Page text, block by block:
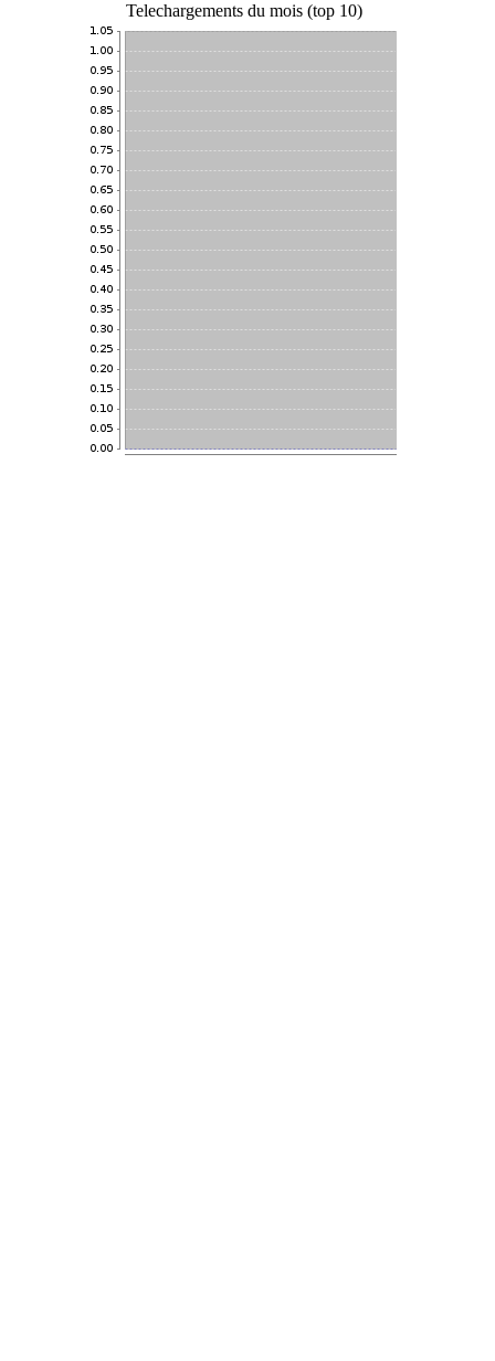
Telechargements du mois (top 10)